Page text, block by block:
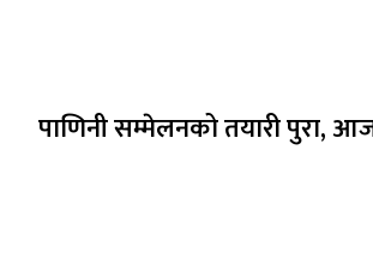
पाणिनी सम्मेलनको तयारी पुरा,